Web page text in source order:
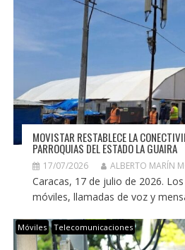
MOVISTAR RESTABLECE LA
PARROQUIAS DEL ESTADO LA GUAIRA
17/07/2026 ALBERTO MARÍN
Caracas, 17 de julio de 2026.
móviles, llamadas de voz y
Móviles Telecomunicaciones